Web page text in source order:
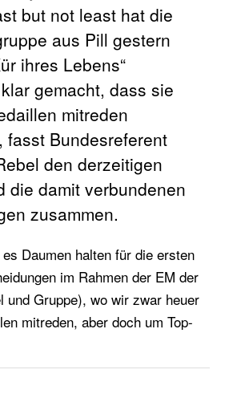
but not least hat die
aus Pill gestern
ihres Lebens“
gemacht, dass sie
mitreden
fasst Bundesreferent
den derzeitigen
die damit verbundenen
zusammen.
Daumen halten für die ersten
im Rahmen der EM der
und Gruppe), wo wir zwar heuer
mitreden, aber doch um Top-